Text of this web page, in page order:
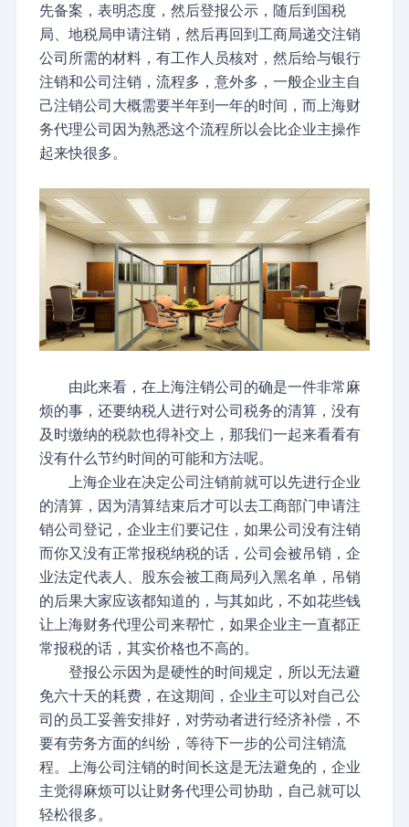
先备案，表明态度，然后登报公示，随后到国税
局、地税局申请注销，然后再回到工商局递交注销
公司所需的材料，有工作人员核对，然后给与银行
注销和公司注销，流程多，意外多，一般企业主自
己注销公司大概需要半年到一年的时间，而上海财
务代理公司因为熟悉这个流程所以会比企业主操作
起来快很多。
由此来看，在上海注销公司的确是一件非常麻
烦的事，还要纳税人进行对公司税务的清算，没有
及时缴纳的税款也得补交上，那我们一起来看看有
没有什么节约时间的可能和方法呢。
上海企业在决定公司注销前就可以先进行企业
的清算，因为清算结束后才可以去工商部门申请注
销公司登记，企业主们要记住，如果公司没有注销
而你又没有正常报税纳税的话，公司会被吊销，企
业法定代表人、股东会被工商局列入黑名单，吊销
的后果大家应该都知道的，与其如此，不如花些钱
让上海财务代理公司来帮忙，如果企业主一直都正
常报税的话，其实价格也不高的。
登报公示因为是硬性的时间规定，所以无法避
免六十天的耗费，在这期间，企业主可以对自己公
司的员工妥善安排好，对劳动者进行经济补偿，不
要有劳务方面的纠纷，等待下一步的公司注销流
程。上海公司注销的时间长这是无法避免的，企业
主觉得麻烦可以让财务代理公司协助，自己就可以
轻松很多。